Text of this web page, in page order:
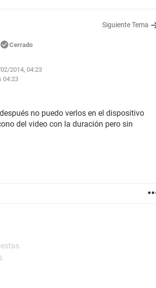
Siguiente Tema
Cerrado
2014, 04:23
04:23
no puedo verlos en el dispositivo
del video con la duración pero sin